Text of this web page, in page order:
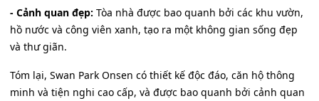
- Cảnh quan đẹp: Tòa nhà được bao quanh bởi các khu vườn,
hồ nước và công viên xanh, tạo ra một không gian sống đẹp
và thư giãn.
Tóm lại, Swan Park Onsen có thiết kế độc đáo, căn hộ thông
minh và tiện nghi cao cấp, và được bao quanh bởi cảnh quan